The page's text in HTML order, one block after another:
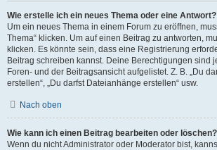
Wie erstelle ich ein neues Thema oder eine Antwort?
Um ein neues Thema in einem Forum zu eröffnen,
Thema“ klicken. Um auf einen Beitrag zu antworten,
klicken. Es könnte sein, dass eine Registrierung
Beitrag schreiben kannst. Deine Berechtigungen sind
Foren- und der Beitragsansicht aufgelistet. Z. B. „Du
erstellen“, „Du darfst Dateianhänge erstellen“ usw.
Nach oben
Wie kann ich einen Beitrag bearbeiten oder löschen?
Wenn du nicht Administrator oder Moderator bist,